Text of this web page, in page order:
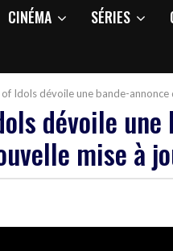
CINÉMA SÉRIES
Idols dévoile une bande-
dévoile une
mise à